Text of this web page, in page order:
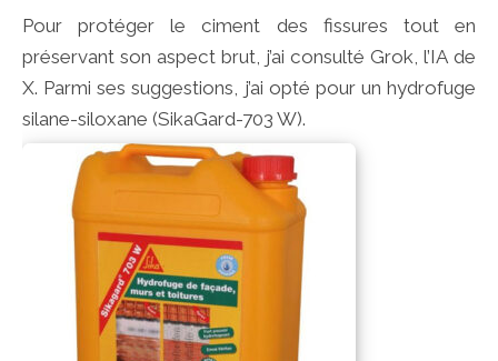
Pour protéger le ciment des fissures tout en
préservant son aspect brut, j’ai consulté Grok, l’IA de
X. Parmi ses suggestions, j’ai opté pour un hydrofuge
silane-siloxane (SikaGard-703 W).